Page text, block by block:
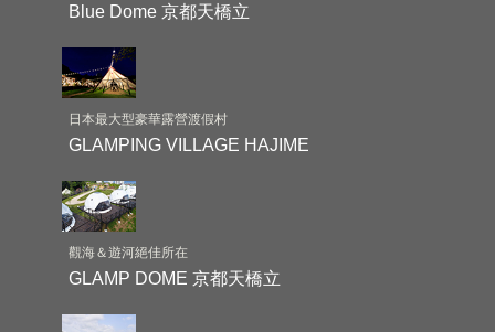
Blue Dome 京都天橋立
日本最大型豪華露營渡假村
GLAMPING VILLAGE HAJIME
觀海＆遊河絕佳所在
GLAMP DOME 京都天橋立